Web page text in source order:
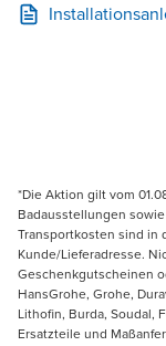
*Die Aktion gilt vom
Badausstellungen
Transportkosten sind in
Kunde/Lieferadresse.
Geschenkgutscheinen
HansGrohe, Grohe,
Lithofin, Burda, Soudal,
Ersatzteile und